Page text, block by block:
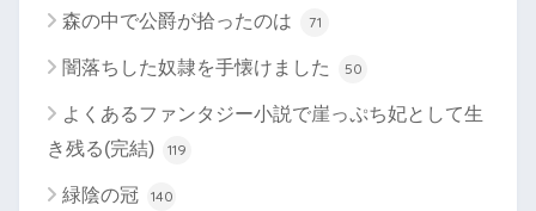
森の中で公爵が拾ったのは 71
闇落ちした奴隷を手懐けました 50
よくあるファンタジー小説で崖っぷち妃として生
き残る(完結)
119
緑陰の冠 140